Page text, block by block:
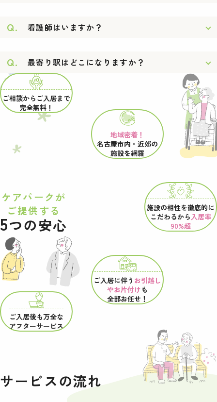
Q. 看護師はいますか？
Q. 最寄り駅はどこになりますか？
ケアパークが
ご提供する
5つの安心
ご相談からご入居まで
完全無料！
地域密着！
名古屋市内・近郊の
施設を網羅
施設の相性を徹底的に
こだわるから入居率
90%超
ご入居に伴う お引越し
やお片付けも
全部お任せ！
ご入居後も万全な
アフターサービス
サービスの流れ